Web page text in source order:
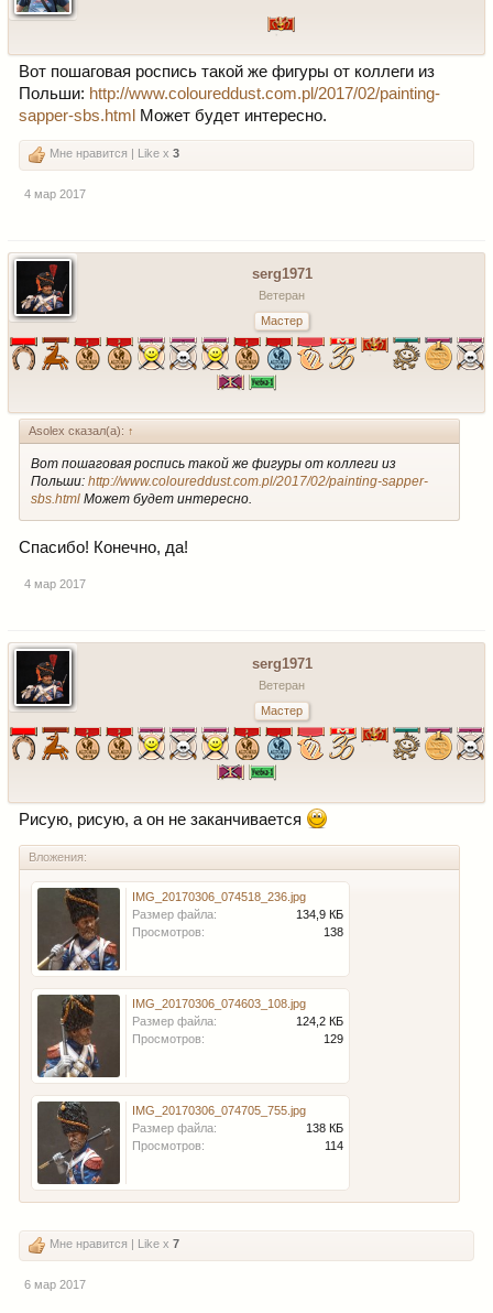
Вот пошаговая роспись такой же фигуры от коллеги из
Польши: http://www.coloureddust.com.pl/2017/02/painting-
sapper-sbs.html Может будет интересно.
Мне нравится | Like x 3
4 мар 2017
serg1971
Ветеран
Мастер
Asolex сказал(а): ↑
Вот пошаговая роспись такой же фигуры от коллеги из
Польши: http://www.coloureddust.com.pl/2017/02/painting-sapper-
sbs.html Может будет интересно.
Спасибо! Конечно, да!
4 мар 2017
serg1971
Ветеран
Мастер
Рисую, рисую, а он не заканчивается
Вложения:
IMG_20170306_074518_236.jpg
Размер файла:
134,9 КБ
Просмотров:
138
IMG_20170306_074603_108.jpg
Размер файла:
124,2 КБ
Просмотров:
129
IMG_20170306_074705_755.jpg
Размер файла:
138 КБ
Просмотров:
114
Мне нравится | Like x 7
6 мар 2017